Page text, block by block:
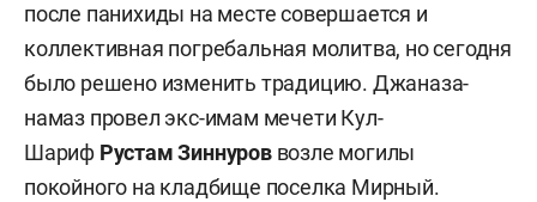
после панихиды на месте совершается и
коллективная погребальная молитва, но сегодня
было решено изменить традицию. Джаназа-
намаз провел экс-имам мечети Кул-
Шариф Рустам Зиннуроввозле могилы
покойного на кладбище поселка Мирный.